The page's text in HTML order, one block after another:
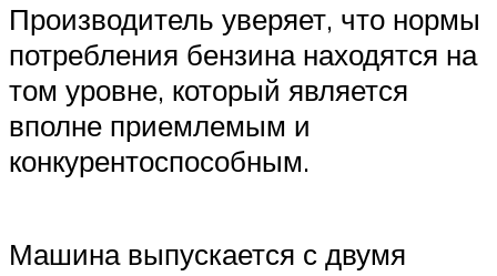
Производитель уверяет, что нормы
потребления бензина находятся на
том уровне, который является
вполне приемлемым и
конкурентоспособным.
Машина выпускается с двумя